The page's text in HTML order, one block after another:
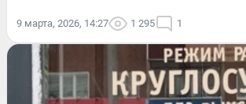
9 марта, 2026, 14:27 1 295 1